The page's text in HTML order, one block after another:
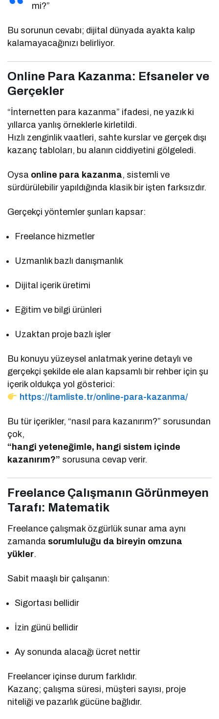
mi?”
Bu sorunun cevabı; dijital dünyada ayakta kalıp
kalamayacağınızı belirliyor.
Online Para Kazanma: Efsaneler ve
Gerçekler
“İnternetten para kazanma” ifadesi, ne yazık ki
yıllarca yanlış örneklerle kirletildi.
Hızlı zenginlik vaatleri, sahte kurslar ve gerçek dışı
kazanç tabloları, bu alanın ciddiyetini gölgeledi.
Oysa online para kazanma, sistemli ve
sürdürülebilir yapıldığında klasik bir işten farksızdır.
Gerçekçi yöntemler şunları kapsar:
Freelance hizmetler
Uzmanlık bazlı danışmanlık
Dijital içerik üretimi
Eğitim ve bilgi ürünleri
Uzaktan proje bazlı işler
Bu konuyu yüzeysel anlatmak yerine detaylı ve
gerçekçi şekilde ele alan kapsamlı bir rehber için şu
içerik oldukça yol gösterici:
https://tamliste.tr/online-para-kazanma/
Bu tür içerikler, “nasıl para kazanırım?” sorusundan
çok,
“hangi yeteneğimle, hangi sistem içinde
kazanırım?” sorusuna cevap verir.
Freelance Çalışmanın Görünmeyen
Tarafı: Matematik
Freelance çalışmak özgürlük sunar ama aynı
zamanda sorumluluğu da bireyin omzuna
yükler.
Sabit maaşlı bir çalışanın:
Sigortası bellidir
İzin günü bellidir
Ay sonunda alacağı ücret nettir
Freelancer içinse durum farklıdır.
Kazanç; çalışma süresi, müşteri sayısı, proje
niteliği ve pazarlık gücüne bağlıdır.